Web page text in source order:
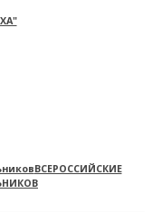
ВСЕРОССИЙСКИЕ